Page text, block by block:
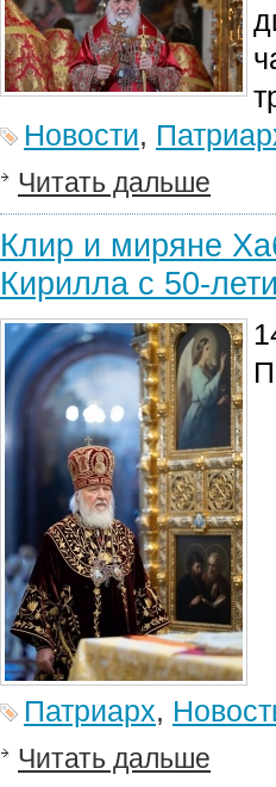
Новости,
Читать дальше
Клир и миряне
Кирилла с 50-
Патриарх,
Читать дальше